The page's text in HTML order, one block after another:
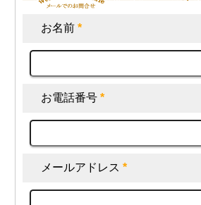
お名前 *
お電話番号 *
メールアドレス *